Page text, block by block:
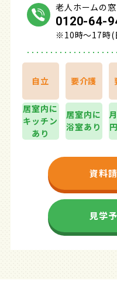
老人ホームの
0120-64-
※10時～17時(
自立 要介護
居室内に
キッチン
あり
居室内に
浴室あり
資料
見学